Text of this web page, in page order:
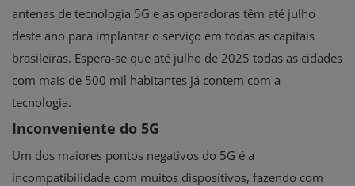
antenas de tecnologia 5G e as operadoras têm até julho
deste ano para implantar o serviço em todas as capitais
brasileiras. Espera-se que até julho de 2025 todas as cidades
com mais de 500 mil habitantes já contem com a
tecnologia.
Inconveniente do 5G
Um dos maiores pontos negativos do 5G é a
incompatibilidade com muitos dispositivos, fazendo com